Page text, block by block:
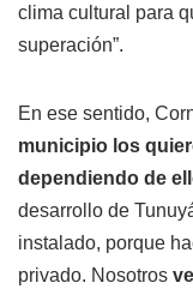
clima cultural para
superación”.
En ese sentido,
municipio los
dependiendo de
desarrollo de
instalado, porque
privado. Nosotros